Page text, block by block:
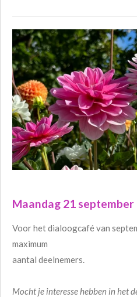
Maandag 21 september
Voor het dialoogcafé van
maximum
aantal deelnemers.
Mocht je interesse hebben in het